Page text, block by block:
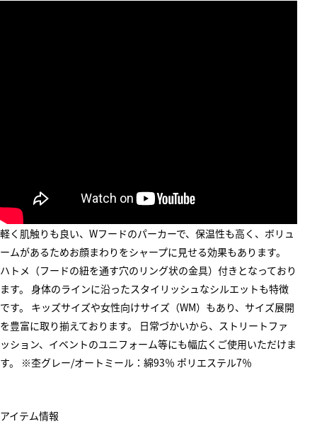
軽く肌触りも良い、Wフードのパーカーで、保温性も高く、ボリュ
ームがあるためお顔まわりをシャープに見せる効果もあります。
ハトメ（フードの紐を通す穴のリング状の金具）付きとなっており
ます。 身体のラインに沿ったスタイリッシュなシルエットも特徴
です。 キッズサイズや女性向けサイズ（WM）もあり、サイズ展開
を豊富に取り揃えております。 日常づかいから、ストリートファ
ッション、イベントのユニフォーム等にも幅広くご使用いただけま
す。 ※杢グレー/オートミール：綿93％ ポリエステル7％
アイテム情報